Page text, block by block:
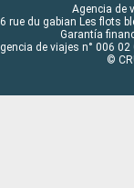
Agencia de
rue du gabian Les flots
Garantía
de viajes n° 006
©